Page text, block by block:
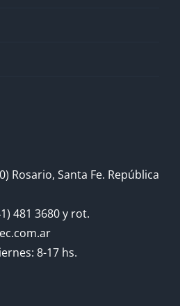
Rosario, Santa Fe. República
481 3680 y rot.
8-17 hs.